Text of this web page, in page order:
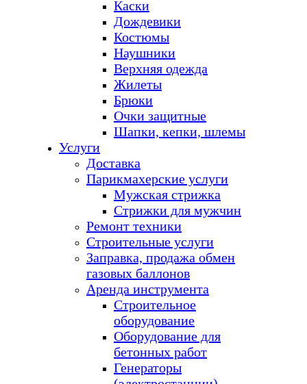
Каски
Дождевики
Костюмы
Наушники
Верхняя одежда
Жилеты
Брюки
Очки защитные
Шапки, кепки, шлемы
Услуги
Доставка
Парикмахерские услуги
Мужская стрижка
Стрижки для мужчин
Ремонт техники
Строительные услуги
Заправка, продажа обмен
газовых баллонов
Аренда инструмента
Строительное
оборудование
Оборудование для
бетонных работ
Генераторы